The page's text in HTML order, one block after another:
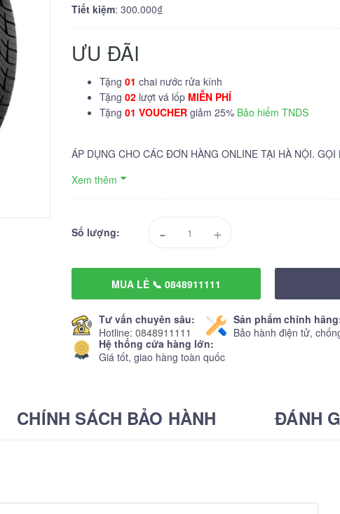
Tiết kiệm: 300.000₫
ƯU ĐÃI
Tặng 01 chai nước rửa kính
Tặng 02 lượt vá lốp MIỄN PHÍ
Tặng 01 VOUCHER giảm 25% Bảo hiểm TNDS
ÁP DỤNG CHO CÁC ĐƠN HÀNG ONLINE TẠI HÀ NỘI. GỌI
Xem thêm
Số lượng: - +
MUA LẺ 📞 0848911111
Tư vấn chuyên sâu:
Hotline: 0848911111
Sản phẩm chính
Bảo hành điện tử,
Hệ thống cửa hàng lớn:
Giá tốt, giao hàng toàn quốc
CHÍNH SÁCH BẢO HÀNH ĐÁNH